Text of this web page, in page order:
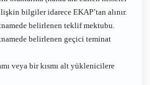
bilgiler idarece EKAP’tan alınır.
belirlenen teklif mektubu.
belirlenen geçici teminat
veya bir kısmı alt yüklenicilere